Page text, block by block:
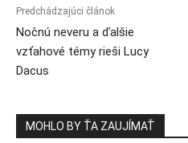
Predchádzajúci článok
Nočnú neveru a ďalšie
vzťahové témy rieši Lucy
Dacus
MOHLO BY ŤA ZAUJÍMAŤ